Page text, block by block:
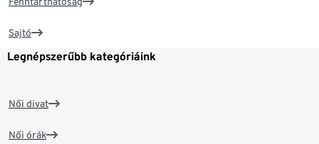
Sajtó
Legnépszerűbb kategóriáink
Női divat
Női órák